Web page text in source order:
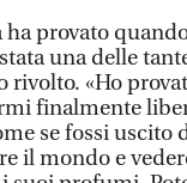
ha provato
una delle
«Ho
finalmente
se fossi uscito
il mondo e